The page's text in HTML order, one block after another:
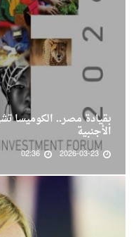
بقيادة مصر.. الكوميسا
الأجنبية
2026-03-23
02:36